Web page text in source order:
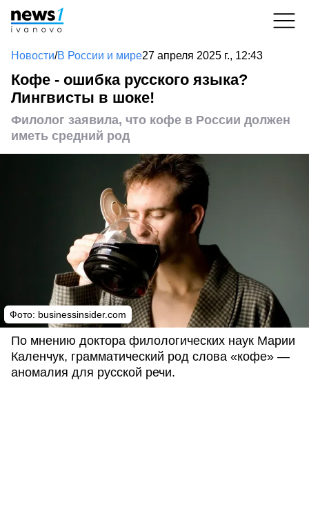
Новости/В России и мире27 апреля 2025 г., 12:43
Кофе - ошибка русского языка?
Лингвисты в шоке!
Филолог заявила, что кофе в России должен
иметь средний род
Фото: businessinsider.com
По мнению доктора филологических наук Марии
Каленчук, грамматический род слова «кофе» —
аномалия для русской речи.